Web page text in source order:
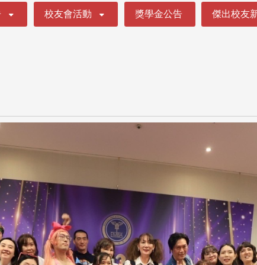
校友會活動 獎學金公告 傑出校友